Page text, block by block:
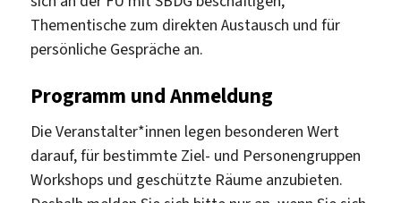
Thementische zum direkten Austausch und für
persönliche Gespräche an.
Programm und Anmeldung
Die Veranstalter*innen legen besonderen Wert
darauf, für bestimmte Ziel- und Personengruppen
Workshops und geschützte Räume anzubieten.